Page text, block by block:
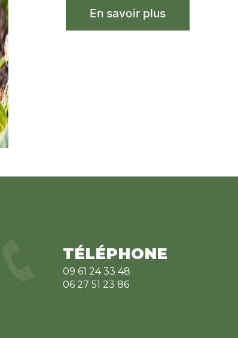
En savoir plus
TÉLÉPHONE
09 61 24 33 48
06 27 51 23 86